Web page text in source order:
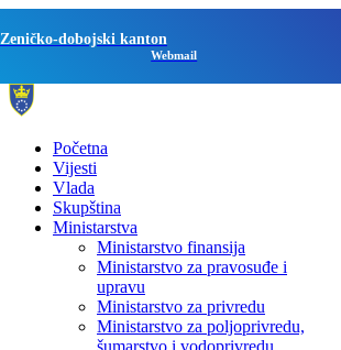
Zeničko-dobojski kanton
Webmail
Početna
Vijesti
Vlada
Skupština
Ministarstva
Ministarstvo finansija
Ministarstvo za pravosuđe i
upravu
Ministarstvo za privredu
Ministarstvo za poljoprivredu,
šumarstvo i vodoprivredu